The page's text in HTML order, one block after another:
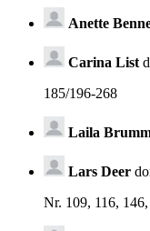
Anette
Carina List
185/196-268
Laila
Lars Deer
Nr. 109, 116,